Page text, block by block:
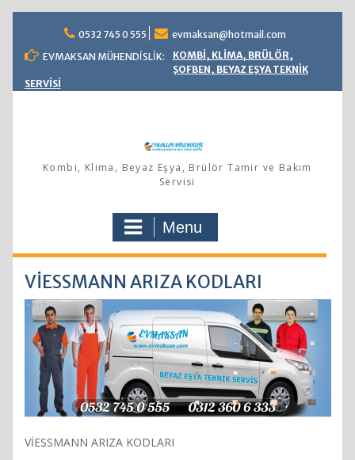
content
0532 745 0 555
evmaksan@hotmail.com
EVMAKSAN MÜHENDİSLİK:
KOMBİ, KLİMA, BRÜLÖR,
ŞOFBEN, BEYAZ EŞYA TEKNİK
SERVİSİ
Kombi, Klima, Beyaz Eşya, Brülör Tamir ve Bakım
Servisi
Menu
VİESSMANN ARIZA KODLARI
VİESSMANN ARIZA KODLARI